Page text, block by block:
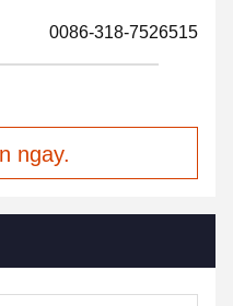
0086-318-7526515
ngay.